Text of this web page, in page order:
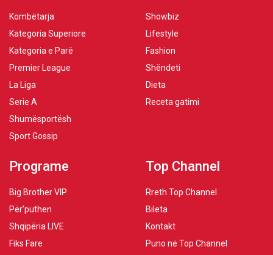
Kombëtarja
Kategoria Superiore
Kategoria e Parë
Premier League
La Liga
Serie A
Shumësportësh
Sport Gossip
Showbiz
Lifestyle
Fashion
Shëndeti
Dieta
Receta gatimi
Programe
Big Brother VIP
Për’puthen
Shqipëria LIVE
Fiks Fare
Top Channel
Rreth Top Channel
Bileta
Kontakt
Puno në Top Channel